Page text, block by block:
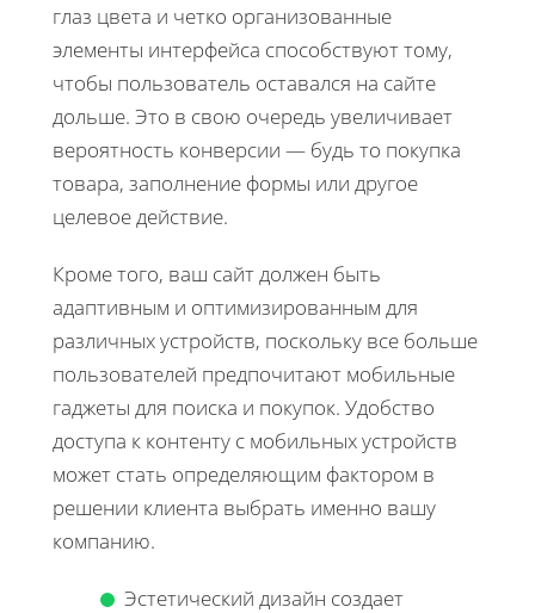
глаз цвета и четко организованные
элементы интерфейса способствуют тому,
чтобы пользователь оставался на сайте
дольше. Это в свою очередь увеличивает
вероятность конверсии — будь то покупка
товара, заполнение формы или другое
целевое действие.
Кроме того, ваш сайт должен быть
адаптивным и оптимизированным для
различных устройств, поскольку все больше
пользователей предпочитают мобильные
гаджеты для поиска и покупок. Удобство
доступа к контенту с мобильных устройств
может стать определяющим фактором в
решении клиента выбрать именно вашу
компанию.
Эстетический дизайн создает